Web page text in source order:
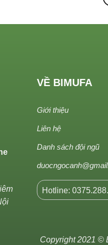
VỀ BIMUFA
Giới thiệu
Liên hệ
Danh sách đội ngũ
Hotline:
Copyright 2021 ©